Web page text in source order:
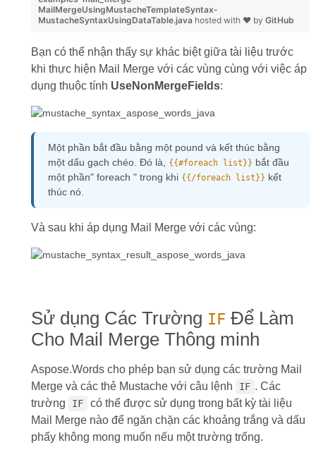
MailMergeUsingMustacheTemplateSyntax-
MustacheSyntaxUsingDataTable.java hosted with ❤ by GitHub
Bạn có thể nhận thấy sự khác biệt giữa tài liệu trước
khi thực hiện Mail Merge với các vùng cùng với việc áp
dụng thuộc tính UseNonMergeFields:
Một phần bắt đầu bằng một pound và kết thúc bằng
một dấu gạch chéo. Đó là,
{{#foreach list}} bắt đầu
một phần" foreach " trong khi {{/foreach list}} kết
thúc nó.
Và sau khi áp dụng Mail Merge với các vùng:
Sử dụng Các Trường IF Để Làm
Cho Mail Merge Thông minh
Aspose.Words cho phép bạn sử dụng các trường Mail
Merge và các thẻ Mustache với câu lệnh
IF . Các
trường
IF
có thể được sử dụng trong bất kỳ tài liệu
Mail Merge nào để ngăn chặn các khoảng trắng và dấu
phẩy không mong muốn nếu một trường trống.